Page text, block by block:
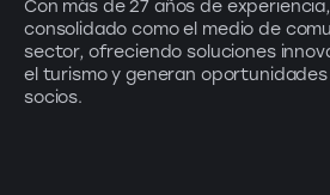
Con más de 27 años de
consolidado como el medio de
sector, ofreciendo soluciones
el turismo y generan
socios.